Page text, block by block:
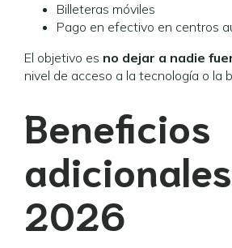
Billeteras móviles
Pago en efectivo en centros
El objetivo es no dejar a nadie
nivel de acceso a la tecnología o la
Beneficios
2026